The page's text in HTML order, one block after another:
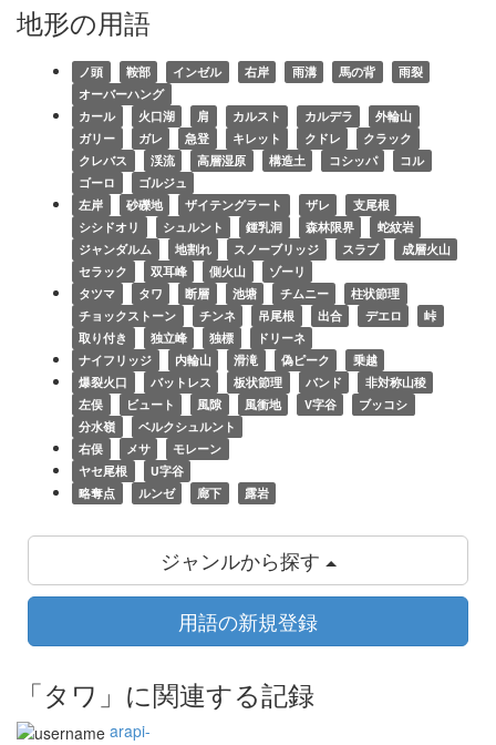
地形の用語
ノ頭 鞍部 インゼル 右岸 雨溝 馬の背
雨裂
オーバーハング
カール
火口湖 肩 カルスト カルデラ
外輪山
ガリー
ガレ 急登 キレット クドレ
クラック
クレバス
渓流 高層湿原 構造土 コシッパ
コル
ゴーロ
ゴルジュ
左岸
砂礫地 ザイテングラート ザレ
支尾根
シシドオリ
シュルント 鍾乳洞 森林限界
蛇紋岩
ジャンダルム
地割れ スノーブリッジ スラブ
成層火山
セラック
双耳峰 側火山
ゾーリ
タツマ
タワ 断層 池塘 チムニー
柱状節理
チョックストーン
チンネ 吊尾根 出合 デエロ
峠
取り付き
独立峰 独標
ドリーネ
ナイフリッジ
内輪山 滑滝 偽ピーク
乗越
爆裂火口
バットレス 板状節理 バンド
非対称山稜
左俣
ビュート 風隙 風衝地 V字谷
ブッコシ
分水嶺
ベルクシュルント
右俣
メサ
モレーン
ヤセ尾根
U字谷
略奪点
ルンゼ 廊下 露岩
ジャンルから探す
用語の新規登録
「タワ」に関連する記録
arapi-